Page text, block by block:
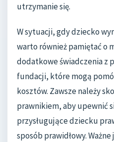
utrzymanie się.
W sytuacji, gdy dziecko
warto również pamiętać o
dodatkowe świadczenia z
fundacji, które mogą
kosztów. Zawsze należy
prawnikiem, aby upewnić
przysługujące dziecku
sposób prawidłowy.